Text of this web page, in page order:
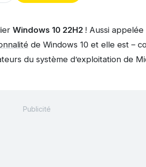
Windows 10 22H2 ! Aussi
de Windows 10 et elle est –
du système d’exploitation de